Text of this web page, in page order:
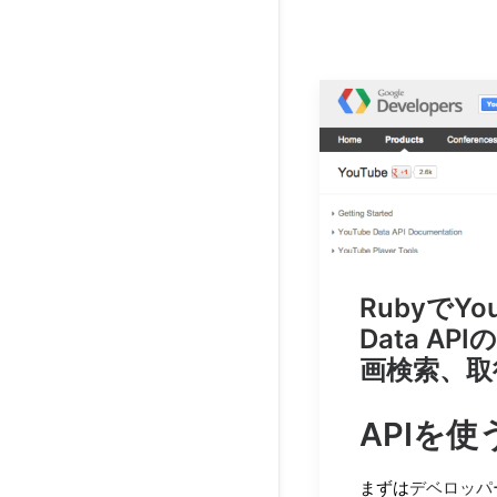
Rubyで
Data API
画検索、
APIを使
まずはデベロッ